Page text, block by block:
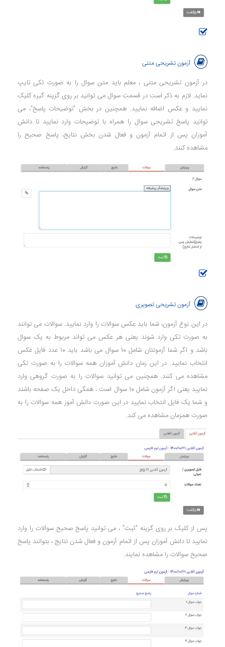
آزمون تشریحی متنی
در آزمون تشریحی متنی ، معلم باید متن سوال را به صورت تکی تایپ
نماید. لازم به ذکر است در قسمت سوال می توانید بر روی گزینه گیره کلیک
نمایید و عکس اضافه نمایید. همچنین در بخش "توضیحات پاسخ"، می
توانید پاسخ تشریحی سوال را همراه با توضیحات وارد نمایید تا دانش
آموزان پس از اتمام آزمون و فعال شدن بخش نتایج، پاسخ صحیح را
مشاهده کنند.
آزمون تشریحی تصویری
در این نوع آزمون، شما باید عکس سوالات را وارد نمایید. سوالات می توانند
به صورت تکی وارد شوند یعنی هر عکس می تواند مربوط به یک سوال
باشد و اگر شما آزمونتان شامل 10 سوال می باشد باید 10 عدد فایل عکس
انتخاب نمایید. در این زمان دانش آموزان همه سوالات را به صورت تکی
مشاهده می کنند. همچنین می توانید سوالات را به صورت گروهی وارد
نمایید یعنی اگر آزمون شامل 10 سوال است ، همگی داخل یک صفحه باشند
و شما یک فایل انتخاب نمایید در این صورت دانش آموز همه سوالات را به
صورت همزمان مشاهده می کند.
پس از کلیک بر روی گزینه "ثبت" ، می توانید پاسخ صحیح سوالات را وارد
نمایید تا دانش آموزان پس از اتمام آزمون و فعال شدن نتایج ، بتوانند پاسخ
صحیح سوالات را مشاهده نمایند.